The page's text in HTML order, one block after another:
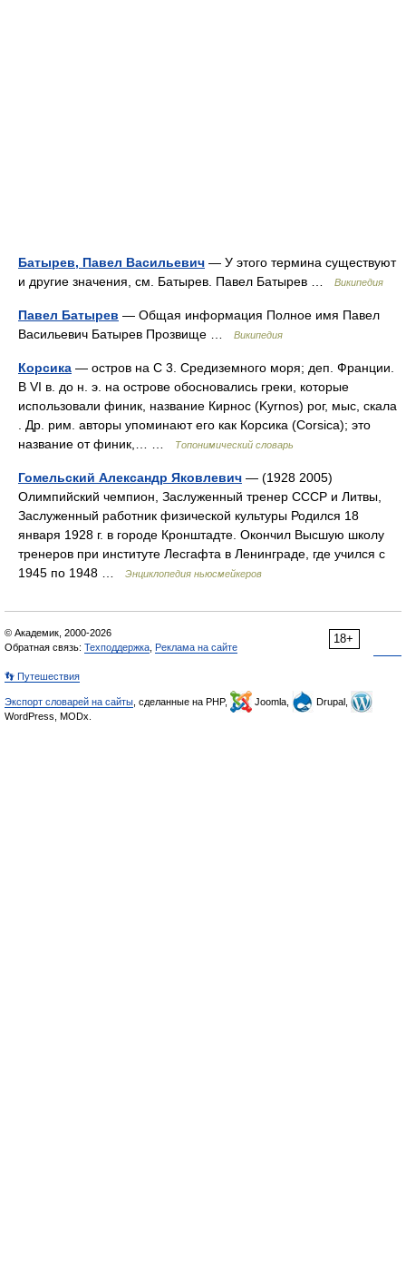
Батырев, Павел Васильевич — У этого термина существуют
и другие значения, см. Батырев. Павел Батырев …
Википедия
Павел Батырев — Общая информация Полное имя Павел
Васильевич Батырев Прозвище …
Википедия
Корсика — остров на С 3. Средиземного моря; деп. Франции.
В VI в. до н. э. на острове обосновались греки, которые
использовали финик, название Кирнос (Kyrnos) рог, мыс, скала
. Др. рим. авторы упоминают его как Корсика (Corsica); это
название от финик,… …
Топонимический словарь
Гомельский Александр Яковлевич — (1928 2005)
Олимпийский чемпион, Заслуженный тренер СССР и Литвы,
Заслуженный работник физической культуры Родился 18
января 1928 г. в городе Кронштадте. Окончил Высшую школу
тренеров при институте Лесгафта в Ленинграде, где учился с
1945 по 1948 …
Энциклопедия ньюсмейкеров
18+
© Академик, 2000-2026
Обратная связь: Техподдержка Реклама на сайте
👣 Путешествия
Экспорт словарей на сайты , сделанные на PHP, Joomla,
Drupal,
WordPress, MODx.